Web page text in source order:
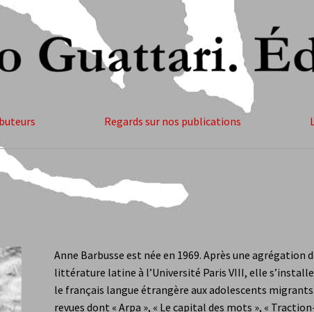
Regards sur nos publications
François Coudray
Alexis AudrenAnne Barbusse
Jiména Miranda Dasilva Jorge Valenzuela CruzJulie Buisson
Anne Barbusse est née en 1969. Après une agrégation
littérature latine à l’Université Paris VIII, elle
le français langue étrangère aux adolescents
revues dont « Arpa », « Le capital des mots », «